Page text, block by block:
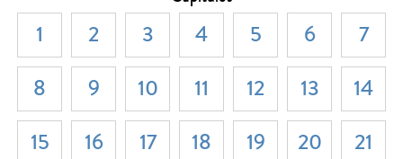
1 2 3 4 5 6
7
8
9 10 11 12 13
14
15
16 17 18 19 20
21